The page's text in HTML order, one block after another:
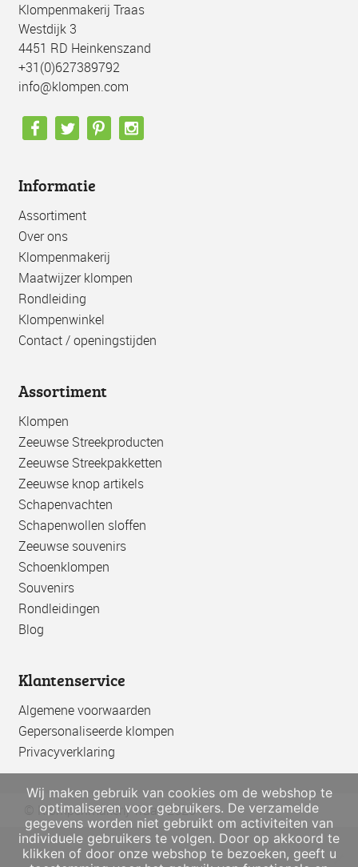
Klompenmakerij Traas
Westdijk 3
4451 RD Heinkenszand
+31(0)627389792
info@klompen.com
Informatie
Assortiment
Over ons
Klompenmakerij
Maatwijzer klompen
Rondleiding
Klompenwinkel
Contact / openingstijden
Assortiment
Klompen
Zeeuwse Streekproducten
Zeeuwse Streekpakketten
Zeeuwse knop artikels
Schapenvachten
Schapenwollen sloffen
Zeeuwse souvenirs
Schoenklompen
Souvenirs
Rondleidingen
Blog
Klantenservice
Algemene voorwaarden
Gepersonaliseerde klompen
Privacyverklaring
© Klompenmakerij Traas 2026
Wij maken gebruik van cookies om de webshop te
optimaliseren voor gebruikers. De verzamelde
gegevens worden niet gebruikt om activiteiten van
individuele gebruikers te volgen. Door op akkoord te
klikken of door onze webshop te bezoeken, geeft u